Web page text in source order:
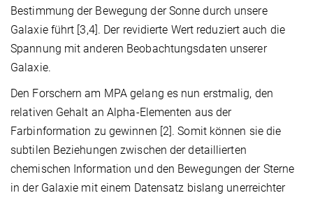
Bestimmung der Bewegung der Sonne durch unsere
Galaxie führt [3,4]. Der revidierte Wert reduziert auch die
Spannung mit anderen Beobachtungsdaten unserer
Galaxie.
Den Forschern am MPA gelang es nun erstmalig, den
relativen Gehalt an Alpha-Elementen aus der
Farbinformation zu gewinnen [2]. Somit können sie die
subtilen Beziehungen zwischen der detaillierten
chemischen Information und den Bewegungen der Sterne
in der Galaxie mit einem Datensatz bislang unerreichter